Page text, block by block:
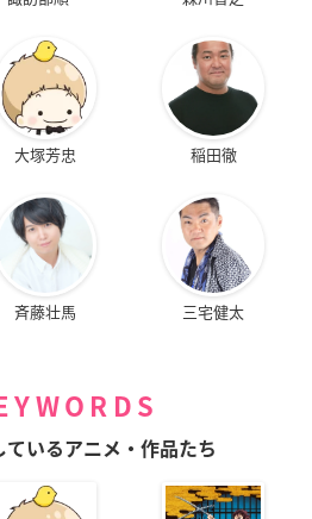
大塚芳忠 稲田徹
斉藤壮馬 三宅健太
ているアニメ・作品たち